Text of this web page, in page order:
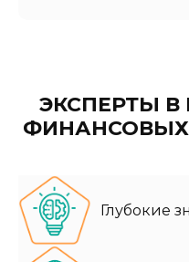
ЭКСПЕРТЫ В
Глубокие